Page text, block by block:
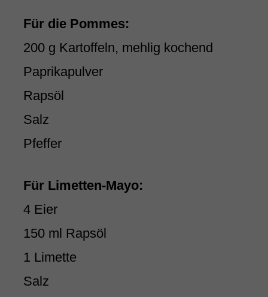
Für die Pommes:
200 g Kartoffeln, mehlig kochend
Paprikapulver
Rapsöl
Salz
Pfeffer
Für Limetten-Mayo:
4 Eier
150 ml Rapsöl
1 Limette
Salz